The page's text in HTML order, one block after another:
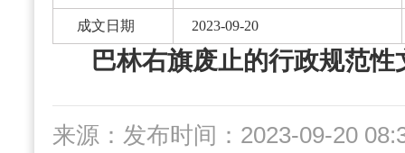
成文日期 2023-09-20
巴林右旗废止的行政规范
来源： 发布时间：2023-09-20